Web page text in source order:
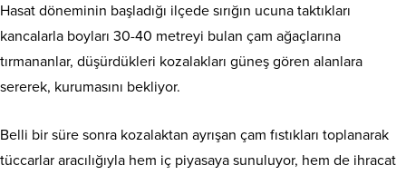
Hasat döneminin başladığı ilçede sırığın ucuna taktıkları
kancalarla boyları 30-40 metreyi bulan çam ağaçlarına
tırmananlar, düşürdükleri kozalakları güneş gören alanlara
sererek, kurumasını bekliyor.
Belli bir süre sonra kozalaktan ayrışan çam fıstıkları toplanarak
tüccarlar aracılığıyla hem iç piyasaya sunuluyor, hem de ihracat